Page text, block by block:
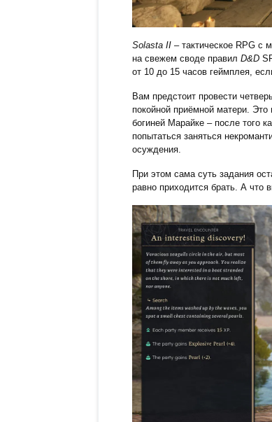
Solasta II– тактическое RPG с
на свежем своде правил D&D
от 10 до 15 часов геймплея,
Вам предстоит провести
покойной приёмной матери.
богиней Марайке – после того
попытаться заняться
осуждения.
При этом сама суть задания
равно приходится брать. А что